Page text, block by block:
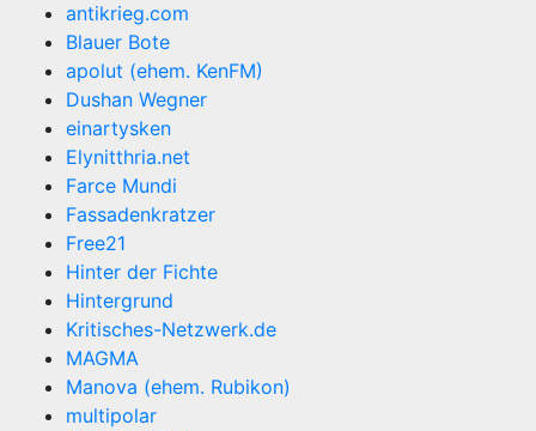
antikrieg.com
Blauer Bote
apolut (ehem. KenFM)
Dushan Wegner
einartysken
Elynitthria.net
Farce Mundi
Fassadenkratzer
Free21
Hinter der Fichte
Hintergrund
Kritisches-Netzwerk.de
MAGMA
Manova (ehem. Rubikon)
multipolar